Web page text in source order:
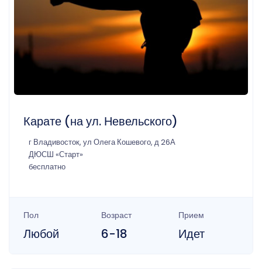
Карате (на ул. Невельского)
г Владивосток, ул Олега Кошевого, д 26А
ДЮСШ «Старт»
бесплатно
Пол
Любой
Возраст
6-18
Прием
Идет